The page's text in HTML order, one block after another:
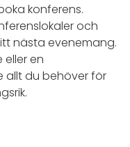
konferens.
och
nästa evenemang.
en
allt du behöver för